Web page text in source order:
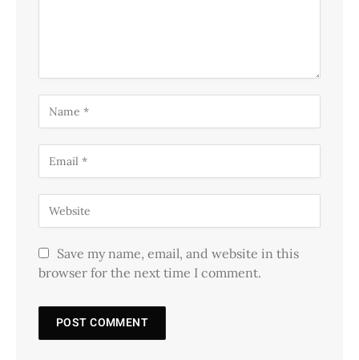
Save my name, email, and website in this
browser for the next time I comment.